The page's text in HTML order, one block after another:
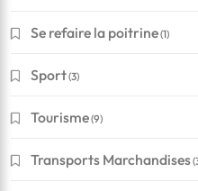
Se refaire la poitrine(1)
Sport(3)
Tourisme(9)
Transports Marchandises
Financement
Conseils pour réussir à